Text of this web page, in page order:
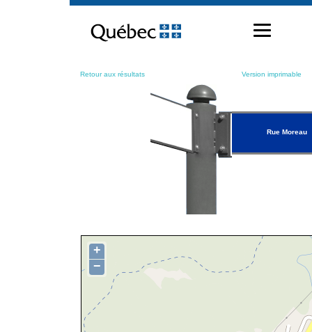
contenu
Retour aux résultats Version imprimable
Rue Moreau
+
−